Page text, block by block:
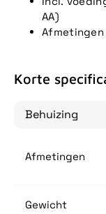
AA)
Afmetingen
Korte
Behuizing
Afmetingen
Gewicht